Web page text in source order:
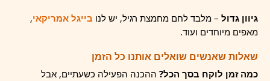
גיוון גדול – מלבד לחם מחמצת רגיל, יש לנו בייגל אמריקאי,
מאפים מיוחדים ועוד.
שאלות שאנשים שואלים אותנו כל הזמן
כמה זמן לוקח בסך הכל? ההכנה הפעילה כשעתיים, אבל